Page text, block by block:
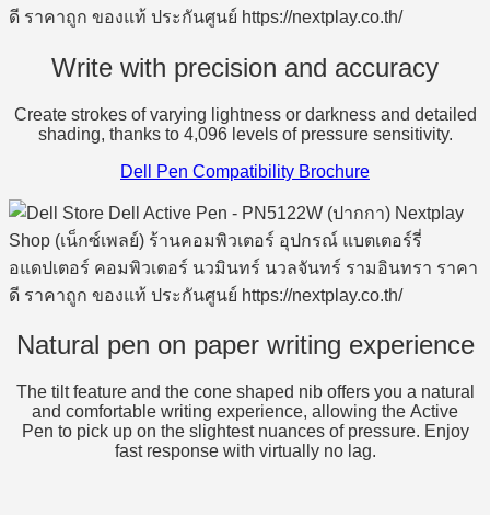
Write with precision and accuracy
Create strokes of varying lightness or darkness and detailed
shading, thanks to 4,096 levels of pressure sensitivity.
Dell Pen Compatibility Brochure
Natural pen on paper writing experience
The tilt feature and the cone shaped nib offers you a natural
and comfortable writing experience, allowing the Active
Pen to pick up on the slightest nuances of pressure. Enjoy
fast response with virtually no lag.